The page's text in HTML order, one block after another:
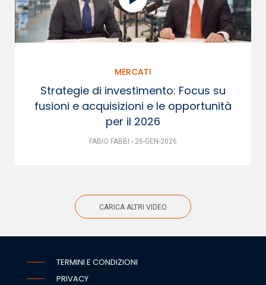
MERCATI
Strategie di investimento: Focus su
fusioni e acquisizioni e le opportunità
per il 2026
FABIO FABBI - 26-GEN-2026
CARICA ALTRI VIDEO
TERMINI E CONDIZIONI
PRIVACY